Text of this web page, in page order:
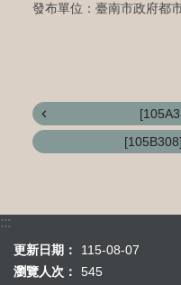
發布單位：臺南市政府都
:::
更新日期：
115-08-07
瀏覽人次：
545